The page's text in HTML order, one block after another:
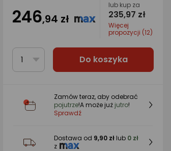
246,94 zł
lub kup za
235,97 zł
Więcej
propozycji (12)
1 Do koszyka
Zamów teraz, aby odebrać
pojutrze!A może już jutro!
Sprawdź
Dostawa od 9,90 zł lub 0 zł
z